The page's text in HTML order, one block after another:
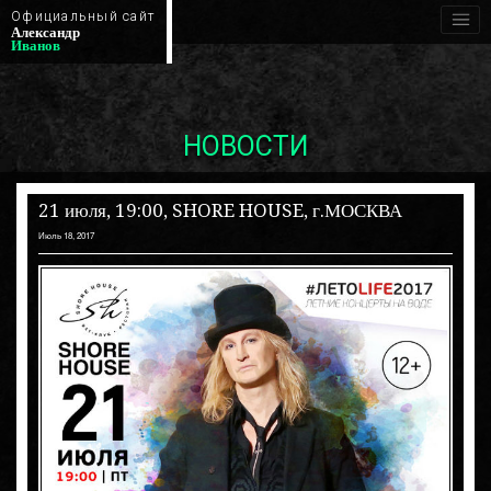
Официальный сайт
Александр
Иванов
НОВОСТИ
21 июля, 19:00, SHORE HOUSE, г.МОСКВА
Июль 18, 2017